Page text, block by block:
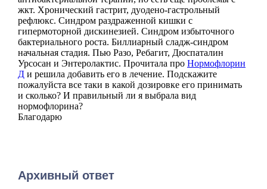
жкт. Хронический гастрит, дуодено-гастрольный
рефлюкс. Синдром раздраженной кишки с
гипермоторной дискинезией. Синдром избыточного
бактериального роста. Биллиарный сладж-синдром
начальная стадия. Пью Разо, Ребагит, Дюспаталин
Урсосан и Энтеролактис. Прочитала про Нормофлорин
Д и решила добавить его в лечение. Подскажите
пожалуйста все таки в какой дозировке его принимать
и сколько? И правильный ли я выбрала вид
нормофлорина?
Благодарю
Архивный ответ